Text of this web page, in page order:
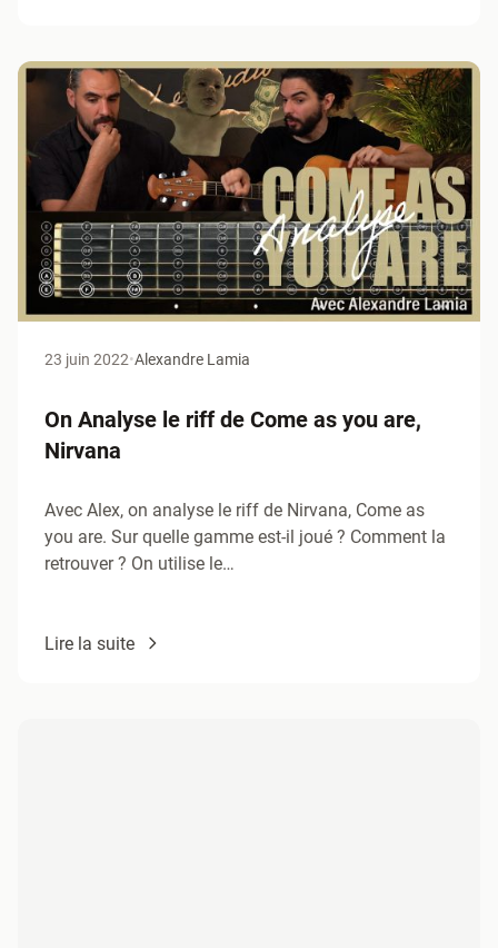
23 juin 2022•Alexandre Lamia
On Analyse le riff de Come as you are,
Nirvana
Avec Alex, on analyse le riff de Nirvana, Come as
you are. Sur quelle gamme est-il joué ? Comment la
retrouver ? On utilise le…
Lire la suite